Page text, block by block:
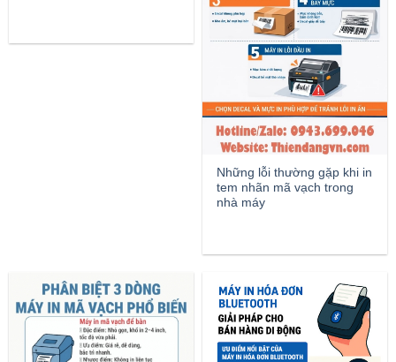
Những lỗi thường gặp khi in
tem nhãn mã vạch trong
nhà máy